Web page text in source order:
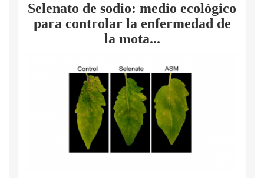
Selenato de sodio: medio ecológico
para controlar la enfermedad de
la mota...